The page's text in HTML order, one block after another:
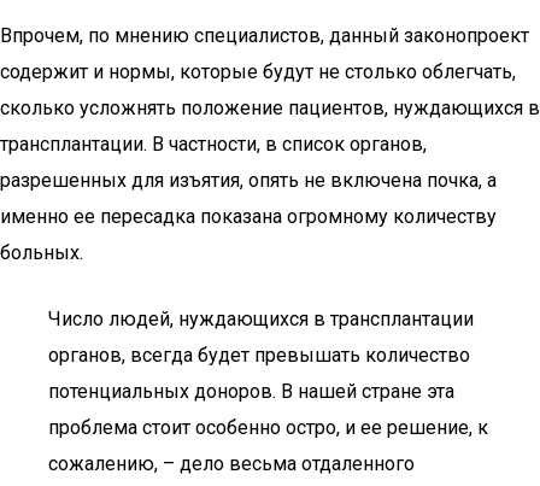
Впрочем, по мнению специалистов, данный законопроект
содержит и нормы, которые будут не столько облегчать,
сколько усложнять положение пациентов, нуждающихся в
трансплантации. В частности, в список органов,
разрешенных для изъятия, опять не включена почка, а
именно ее пересадка показана огромному количеству
больных.
Число людей, нуждающихся в трансплантации
органов, всегда будет превышать количество
потенциальных доноров. В нашей стране эта
проблема стоит особенно остро, и ее решение, к
сожалению, – дело весьма отдаленного